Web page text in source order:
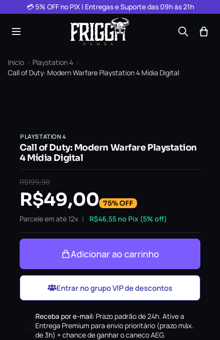
Pular para o conteúdo
💳 5% OFF no PIX | Entregas e Suporte das 09h às 21h
Início › Playstation 4 ›
Call of Duty: Modern Warfare Playstation 4 Mídia Digital
PLAYSTATION 4
Call of Duty: Modern Warfare Playstation
4 Mídia Digital
R$199,90
R$49,00 75% OFF
Parcele em até 12x R$46,55 no Pix (5% off)
Adicionar ao carrinho
Entrar no grupo VIP de descontos
Receba por e-mail: Prazo padrão de 24h. Ative a
Entrega Premium para envio prioritário (prazo máx.
de 3h) + chance de ganhar o caneco AEG.